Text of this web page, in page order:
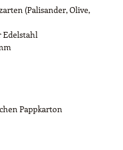
(Palisander, Olive,
Pappkarton